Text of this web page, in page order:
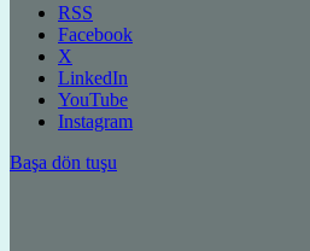
RSS
Facebook
X
LinkedIn
YouTube
Instagram
Başa dön tuşu